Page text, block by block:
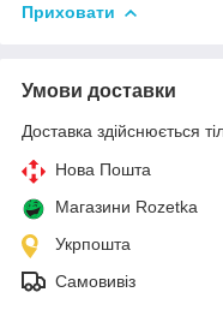
Приховати
Умови доставки
Доставка здійснюється
Нова Пошта
Магазини Rozetka
Укрпошта
Самовивіз